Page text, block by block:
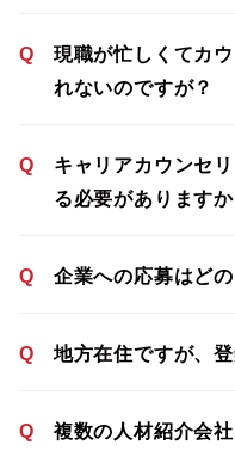
Q
現職が忙しくてカ
れないのですが？
Q
キャリアカウンセ
る必要がありますか
Q 企業への応募はど
Q 地方在住ですが、
Q
複数の人材紹介会